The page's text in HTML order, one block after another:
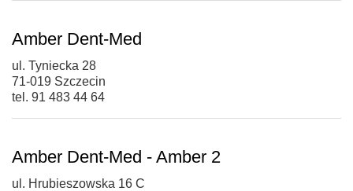
Amber Dent-Med
ul. Tyniecka 28
71-019 Szczecin
tel. 91 483 44 64
Amber Dent-Med - Amber 2
ul. Hrubieszowska 16 C